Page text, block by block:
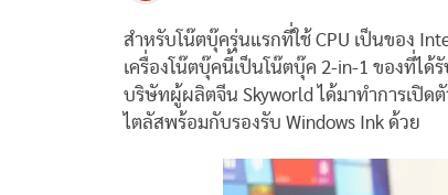
สำหรับโน๊ตบุ๊ครุ่นแรกที่ใช้ CPU เป็นของ
เครื่องโน๊ตบุ๊คนี้เป็นโน๊ตบุ๊ค 2-in-1 ของที่ได้
บริษัทผู้ผลิตจีน Skyworld ได้มาทำการเปิดตั
ไตลัสพร้อมกับรองรับ Windows Ink ด้วย